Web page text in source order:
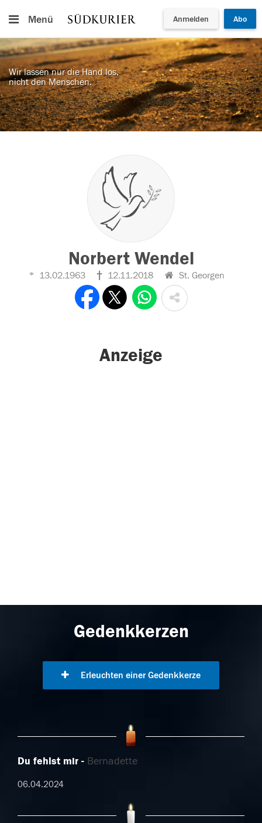
Menü Anmelden Abo
Wir lassen nur die Hand los,
nicht den Menschen.
Norbert Wendel
13.02.1963 12.11.2018 St. Georgen
Anzeige
Gedenkkerzen
Erleuchten einer Gedenkkerze
Du fehlst mir Bernadette
06.04.2024